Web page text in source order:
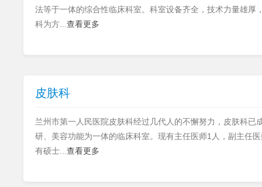
法等于一体的综合性临床科室。科室设备齐全，技术力量雄厚
科为方... 查看更多
皮肤科
兰州市第一人民医院皮肤科经过几代人的不懈努力，皮肤科已
研、美容功能为一体的临床科室。现有主任医师1人，副主任
有硕士... 查看更多